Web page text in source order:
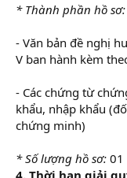
* Thành phần hồ sơ:
- Văn bản đề nghị
V ban hành kèm
- Các chứng từ
khẩu, nhập khẩu
chứng minh)
* Số lượng hồ sơ: 01
4. Thời hạn giải